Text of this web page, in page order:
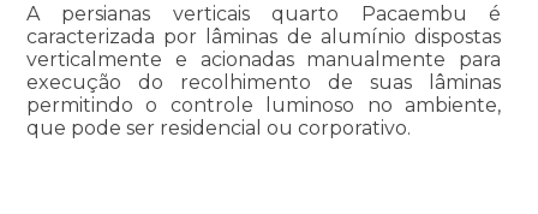
A persianas verticais quarto Pacaembu é
caracterizada por lâminas de alumínio dispostas
verticalmente e acionadas manualmente para
execução do recolhimento de suas lâminas
permitindo o controle luminoso no ambiente,
que pode ser residencial ou corporativo.